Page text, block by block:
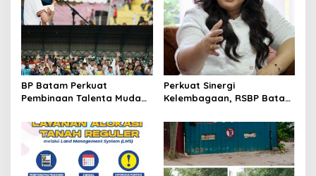
s
i
p
o
s
BP Batam Perkuat
Pembinaan Talenta Muda
International Grassroot
Football Festival 2026
Perkuat Sinergi
Kelembagaan, RSBP Batam
Pelayanan dan
Ketersediaan Obat Aman